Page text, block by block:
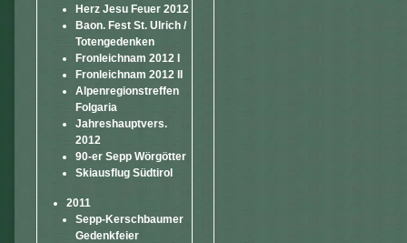
Herz Jesu Feuer 2012
Baon. Fest St. Ulrich /
Totengedenken
Fronleichnam 2012 I
Fronleichnam 2012 II
Alpenregionstreffen
Folgaria
Jahreshauptvers.
2012
90-er Sepp Wörgötter
Skiausflug Südtirol
2011
Sepp-Kerschbaumer
Gedenkfeier